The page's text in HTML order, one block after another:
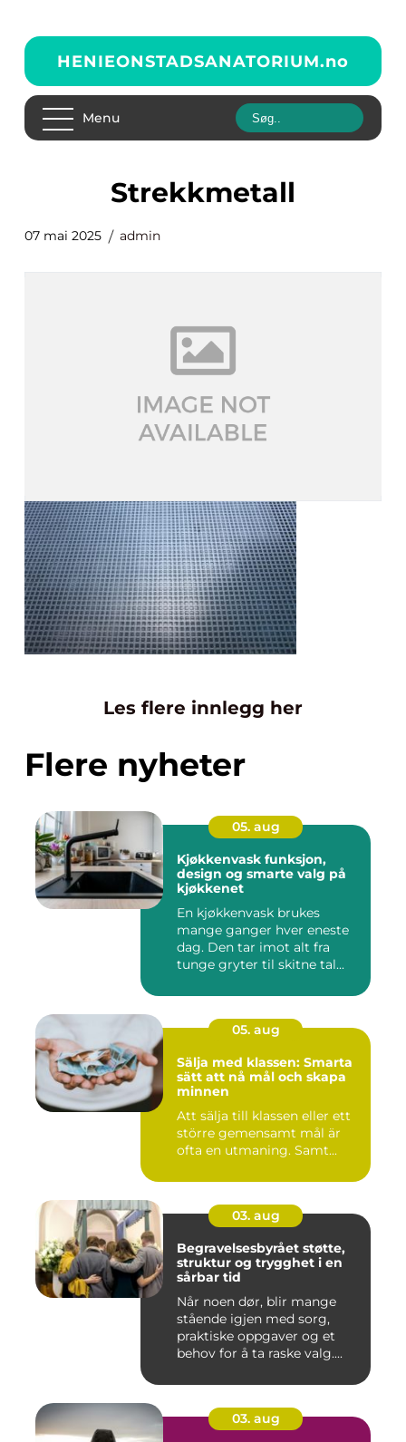
HENIEONSTADSANATORIUM.no
Menu
strekkmetall
07 mai 2025 admin
Les flere innlegg her
Flere nyheter
05. aug
Kjøkkenvask funksjon,
design og smarte valg på
kjøkkenet
En kjøkkenvask brukes
mange ganger hver eneste
dag. Den tar imot alt fra
tunge gryter til skitne tal...
05. aug
Sälja med klassen: Smarta
sätt att nå mål och skapa
minnen
Att sälja till klassen eller ett
större gemensamt mål är
ofta en utmaning. Samt...
03. aug
Begravelsesbyrået støtte,
struktur og trygghet i en
sårbar tid
Når noen dør, blir mange
stående igjen med sorg,
praktiske oppgaver og et
behov for å ta raske valg....
03. aug